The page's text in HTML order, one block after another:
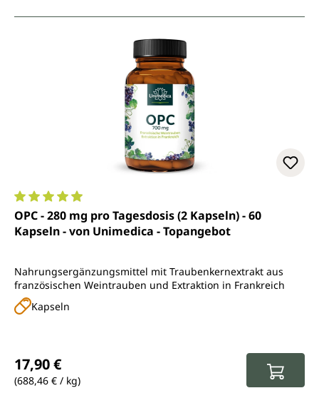
Durchschnittliche Bewertung von 4.9 von 5 Sternen
OPC - 280 mg pro Tagesdosis (2 Kapseln) - 60
Kapseln - von Unimedica - Topangebot
Nahrungsergänzungsmittel mit Traubenkernextrakt aus
französischen Weintrauben und Extraktion in Frankreich
Kapseln
17,90 €
(688,46 € / kg)